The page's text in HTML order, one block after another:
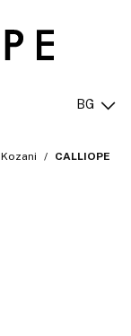
BG
Kozani CALLIOPE